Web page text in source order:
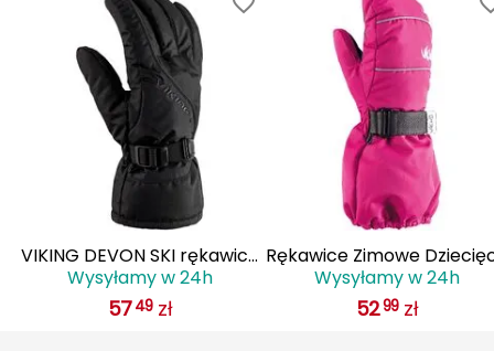
HMS PREMIUM
Hydrapak
VIKING DEVON SKI rękawice
zimowe męskie narciarskie
110/22/6014 czarne
Wysyłamy w 24h
5749 zł
Rękawice Zimowe
VIKING Olli Pro Kids
Wysyłamy w 24h
5299 zł